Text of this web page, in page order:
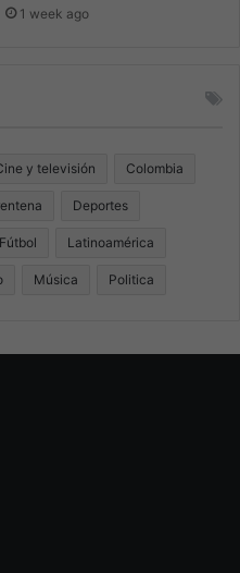
1 week ago
y televisión Colombia
Deportes
Fútbol Latinoamérica
Música Politica